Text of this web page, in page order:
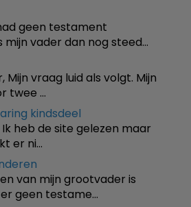
geen testament
mijn vader dan nog steed…
Mijn vraag luid als volgt. Mijn
twee …
kindsdeel
heb de site gelezen maar
er ni…
van mijn grootvader is
geen testame…